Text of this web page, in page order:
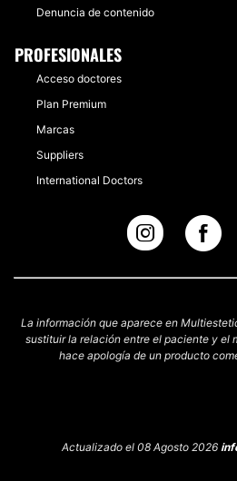
Denuncia de contenido
PROFESIONALES
Acceso doctores
Plan Premium
Marcas
Suppliers
International Doctors
La información que aparece en
sustituir la relación entre el paciente y el
hace apología de un producto
Actualizado el 08 Agosto 2026